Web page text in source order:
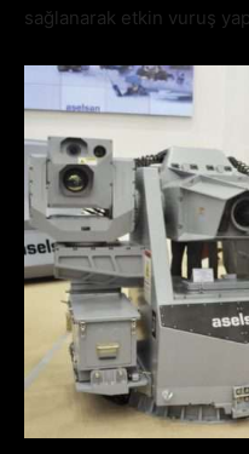
sağlanarak etkin vuruş